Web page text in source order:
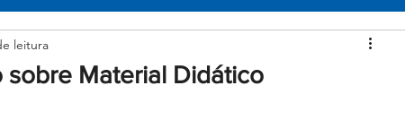
Material Didático
leitura